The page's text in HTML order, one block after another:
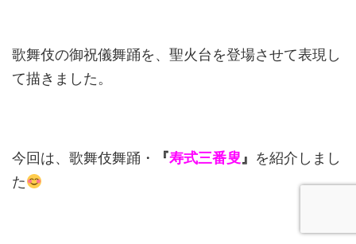
歌舞伎の御祝儀舞踊を、聖火台を登場させて表現し
て描きました。
今回は、歌舞伎舞踊・ 『寿式三番叟』 を紹介しまし
た